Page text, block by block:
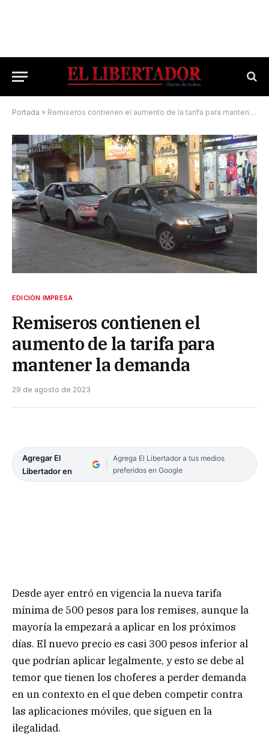
Portada » Remiseros contienen el aumento de la tarifa para mantener la demanda
EDICIÓN IMPRESA
Remiseros contienen el
aumento de la tarifa para
mantener la demanda
29 de agosto de 2023
Agregar El
Libertador en
Agrega El Libertador a tus medios
preferidos en Google
Desde ayer entró en vigencia la nueva tarifa
mínima de 500 pesos para los remises, aunque la
mayoría la empezará a aplicar en los próximos
días. El nuevo precio es casi 300 pesos inferior al
que podrían aplicar legalmente, y esto se debe al
temor que tienen los choferes a perder demanda
en un contexto en el que deben competir contra
las aplicaciones móviles, que siguen en la
ilegalidad.